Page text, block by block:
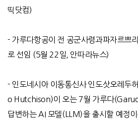
띡닷컴)
- 가루다항공이 전 공군사령과파자르쁘
로 선임 (5월 22일, 안따라뉴스)
- 인도네시아 이동통신사 인도삿오레두
o Hutchison)이 오는7월 가루다
답변하는AI 모델(LLM)을 출시할 예정